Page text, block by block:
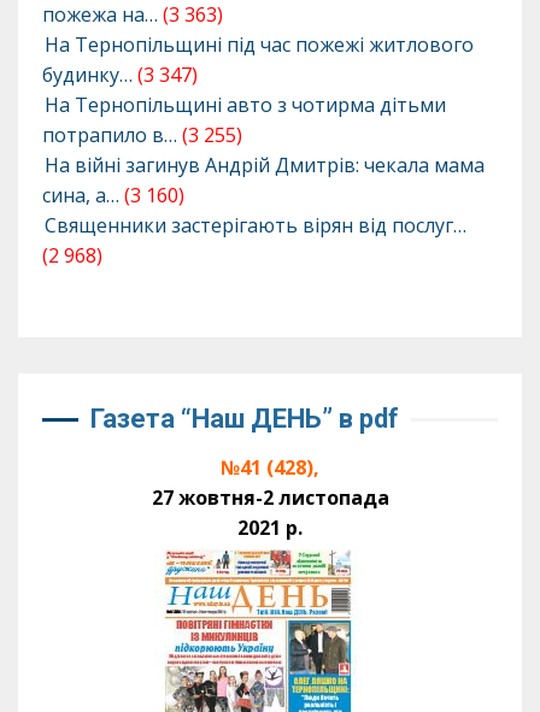
пожежа на… (3 363)
На Тернопільщині під час пожежі житлового
будинку… (3 347)
На Тернопільщині авто з чотирма дітьми
потрапило в… (3 255)
На війні загинув Андрій Дмитрів: чекала мама
сина, а… (3 160)
Священники застерігають вірян від послуг…
(2 968)
Газета “Наш ДЕНЬ” в pdf
№41 (428),
27 жовтня-2 листопада
2021 р.